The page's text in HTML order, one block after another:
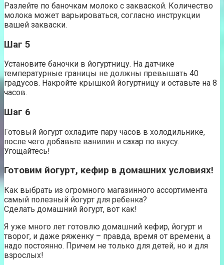
Разлейте по баночкам молоко с закваской. Количество
молока может варьироваться, согласно инструкции
вашей закваски.
Шаг 5
Установите баночки в йогуртницу. На датчике
температурные границы не должны превышать 40
градусов. Накройте крышкой йогуртницу и оставьте на 8
часов.
Шаг 6
Готовый йогурт охладите пару часов в холодильнике,
после чего добавьте ванилин и сахар по вкусу.
Угощайтесь!
Готовим йогурт, кефир в домашних условиях!
Как выбрать из огромного магазинного ассортимента
самый полезный йогурт для ребенка?
Сделать домашний йогурт, вот как!
Я уже много лет готовлю домашний кефир, йогурт и
творог, и даже ряженку – правда, время от времени, а
надо постоянно. Причем не только для детей, но и для
взрослых!